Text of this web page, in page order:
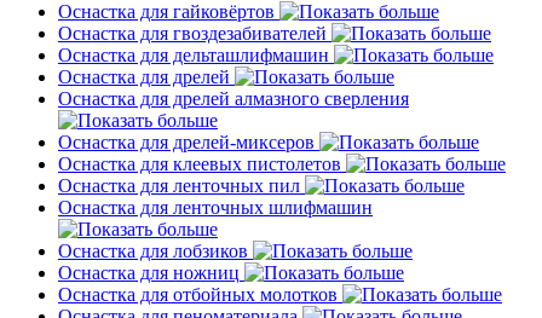
Оснастка для гайковёртов
Оснастка для гвоздезабивателей
Оснастка для дельташлифмашин
Оснастка для дрелей
Оснастка для дрелей алмазного сверления
Оснастка для дрелей-миксеров
Оснастка для клеевых пистолетов
Оснастка для ленточных пил
Оснастка для ленточных шлифмашин
Оснастка для лобзиков
Оснастка для ножниц
Оснастка для отбойных молотков